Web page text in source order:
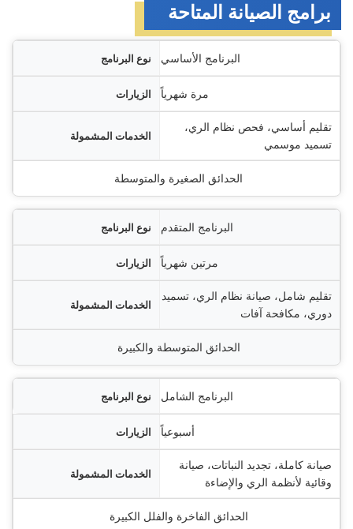
برامج الصيانة المتاحة
مناسب لـ
البرنامج الأساسي
مرة شهرياً
تقليم أساسي، فحص نظام الري،
تسميد موسمي
الحدائق الصغيرة والمتوسطة
البرنامج المتقدم
مرتين شهرياً
تقليم شامل، صيانة نظام الري، تسميد
دوري، مكافحة آفات
الحدائق المتوسطة والكبيرة
البرنامج الشامل
أسبوعياً
صيانة كاملة، تجديد النباتات، صيانة
وقائية لأنظمة الري والإضاءة
الحدائق الفاخرة والفلل الكبيرة